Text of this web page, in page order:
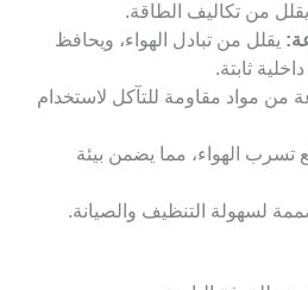
من تكاليف الطاقة.
يقلل من تبادل الهواء، ويحافظ
ثابتة.
من مواد مقاومة للتآكل لاستخدام
تسرب الهواء، مما يضمن بيئة
لسهولة التنظيف والصيانة.